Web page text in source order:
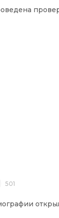
501